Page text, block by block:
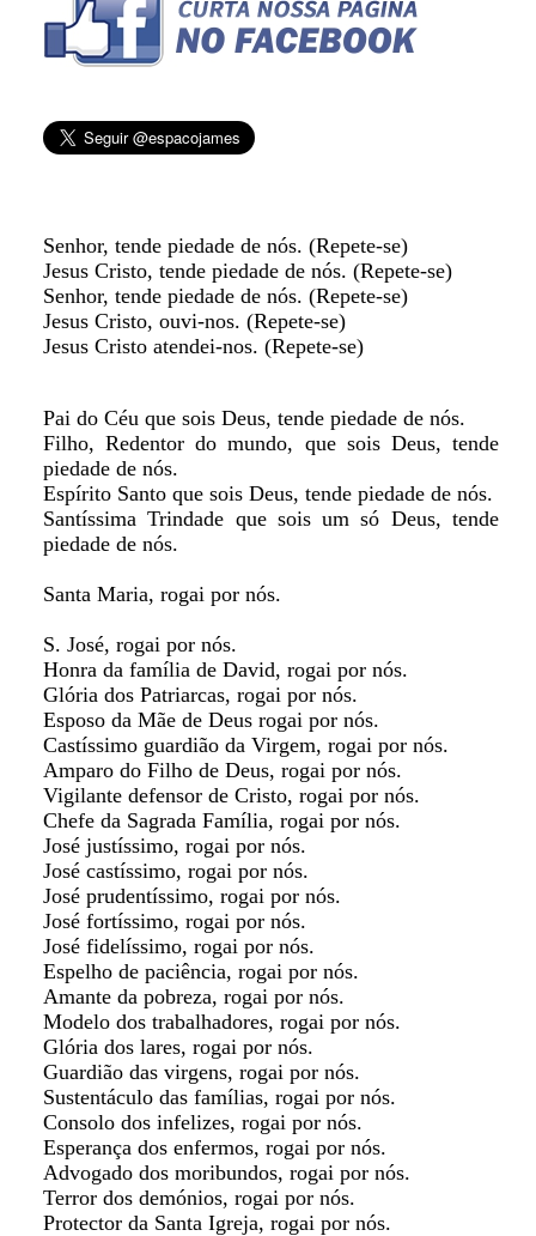
Senhor, tende piedade de nós. (Repete-se)
Jesus Cristo, tende piedade de nós. (Repete-se)
Senhor, tende piedade de nós. (Repete-se)
Jesus Cristo, ouvi-nos. (Repete-se)
Jesus Cristo atendei-nos. (Repete-se)
Pai do Céu que sois Deus, tende piedade de nós.
Filho, Redentor do mundo, que sois Deus, tende
piedade de nós.
Espírito Santo que sois Deus, tende piedade de nós.
Santíssima Trindade que sois um só Deus, tende
piedade de nós.
Santa Maria, rogai por nós.
S. José, rogai por nós.
Honra da família de David, rogai por nós.
Glória dos Patriarcas, rogai por nós.
Esposo da Mãe de Deus rogai por nós.
Castíssimo guardião da Virgem, rogai por nós.
Amparo do Filho de Deus, rogai por nós.
Vigilante defensor de Cristo, rogai por nós.
Chefe da Sagrada Família, rogai por nós.
José justíssimo, rogai por nós.
José castíssimo, rogai por nós.
José prudentíssimo, rogai por nós.
José fortíssimo, rogai por nós.
José fidelíssimo, rogai por nós.
Espelho de paciência, rogai por nós.
Amante da pobreza, rogai por nós.
Modelo dos trabalhadores, rogai por nós.
Glória dos lares, rogai por nós.
Guardião das virgens, rogai por nós.
Sustentáculo das famílias, rogai por nós.
Consolo dos infelizes, rogai por nós.
Esperança dos enfermos, rogai por nós.
Advogado dos moribundos, rogai por nós.
Terror dos demónios, rogai por nós.
Protector da Santa Igreja, rogai por nós.